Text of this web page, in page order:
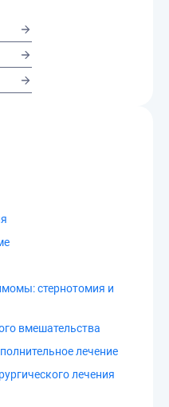
стернотомия и
вмешательства
лечение
лечения